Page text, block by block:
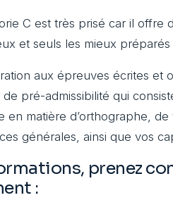
C est très prisé car il offre
et seuls les mieux
aux épreuves écrites et
pré-admissibilité qui
en matière d’orthographe,
générales, ainsi que vos
prenez
: